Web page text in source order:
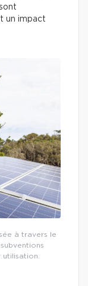
un impact
à travers le